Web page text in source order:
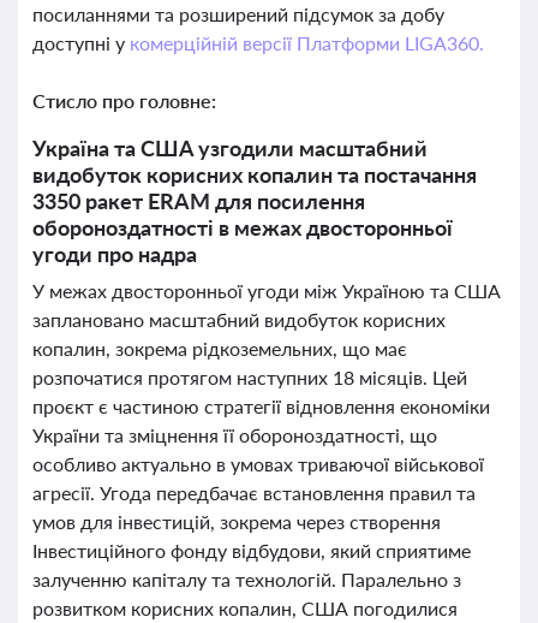
посиланнями та розширений підсумок за добу
доступні у комерційній версії Платформи LIGA360.
Стисло про головне:
Україна та США узгодили масштабний
видобуток корисних копалин та постачання
3350 ракет ERAM для посилення
обороноздатності в межах двосторонньої
угоди про надра
У межах двосторонньої угоди між Україною та США
заплановано масштабний видобуток корисних
копалин, зокрема рідкоземельних, що має
розпочатися протягом наступних 18 місяців. Цей
проєкт є частиною стратегії відновлення економіки
України та зміцнення її обороноздатності, що
особливо актуально в умовах триваючої військової
агресії. Угода передбачає встановлення правил та
умов для інвестицій, зокрема через створення
Інвестиційного фонду відбудови, який сприятиме
залученню капіталу та технологій. Паралельно з
розвитком корисних копалин, США погодилися